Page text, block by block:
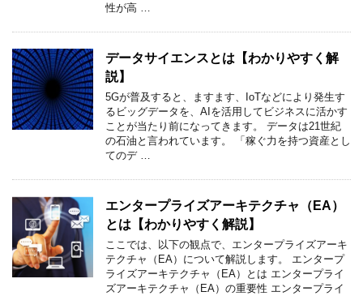
性が高 …
データサイエンスとは【わかりやすく解
説】
5Gが普及すると、ますます、IoTなどにより発生す
るビッグデータを、AIを活用してビジネスに活かす
ことが当たり前になってきます。 データは21世紀
の石油と言われています。 「稼ぐ力を持つ資産とし
てのデ …
エンタープライズアーキテクチャ（EA）
とは【わかりやすく解説】
ここでは、以下の観点で、エンタープライズアーキ
テクチャ（EA）について解説します。 エンタープ
ライズアーキテクチャ（EA）とは エンタープライ
ズアーキテクチャ（EA）の重要性 エンタープライ